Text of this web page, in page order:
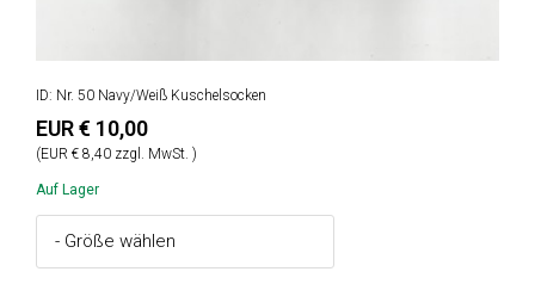
ID: Nr. 50 Navy/Weiß Kuschelsocken
EUR € 10,00
(EUR € 8,40 zzgl. MwSt. )
Auf Lager